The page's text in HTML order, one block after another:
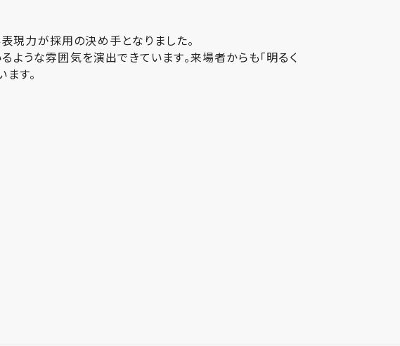
現力が採用の決め手となりました。
うな雰囲気を演出できています。来場者からも「明るく
す。